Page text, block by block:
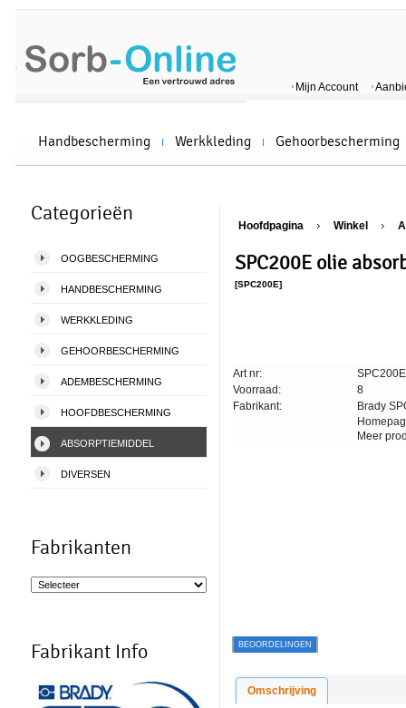
Mijn Account
Handbescherming Werkkleding Gehoorbescherming
Categorieën
OOGBESCHERMING
HANDBESCHERMING
WERKKLEDING
GEHOORBESCHERMING
ADEMBESCHERMING
HOOFDBESCHERMING
ABSORPTIEMIDDEL
DIVERSEN
Fabrikanten
Fabrikant Info
Hoofdpagina Winkel
SPC200E olie
[SPC200E]
Art nr:
Voorraad:
Fabrikant:
SPC200E
8
Brady
Meer
BEOORDELINGEN
Omschrijving